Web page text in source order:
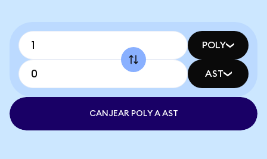
POLY
AST
CANJEAR POLY A AST